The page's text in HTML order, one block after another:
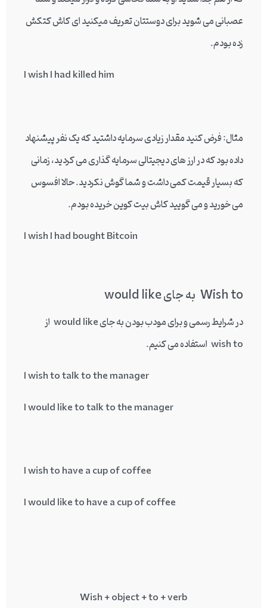
عصبانی می شوید برای دوستتان تعریف میکنید ای کاش کتکش
زده بودم.
I wish I had killed him
مثال: فرض کنید مقدار زیادی سرمایه داشتید که یک نفر پیشنهاد
داده بود که در ارز های دیجیتالی سرمایه گذاری می کردید، زمانی
که بسیار قیمت کمی داشت و شما گوش نکردید. حالا افسوس
می خورید و می گویید کاش بیت کوین خریده بودم.
I wish I had bought Bitcoin
Wish to به جایwould like
در شرایط رسمی و برای مودب بودن به جای would like از
wish to استفاده می کنیم.
I wish to talk to the manager
I would like to talk to the manager
I wish to have a cup of coffee
I would like to have a cup of coffee
Wish + object + to + verb